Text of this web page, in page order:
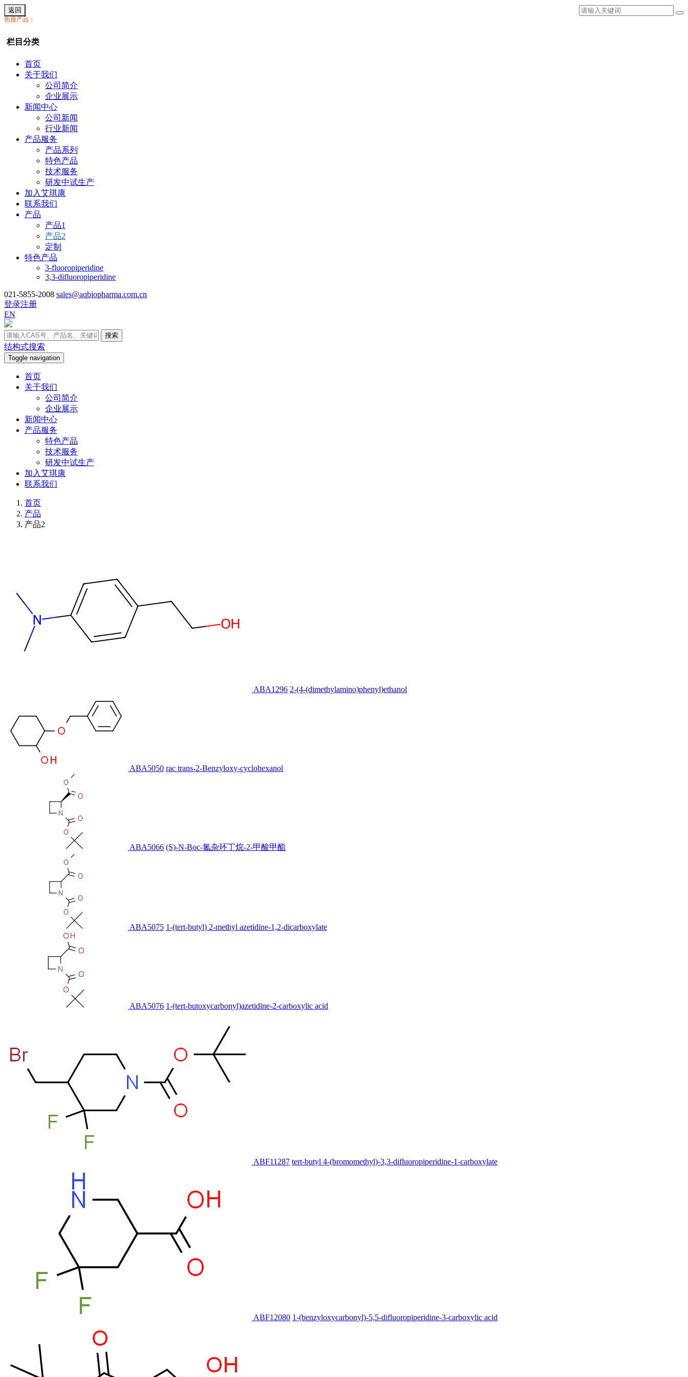
返回
热搜产品：
栏目分类
首页
关于我们
公司简介
企业展示
新闻中心
公司新闻
行业新闻
产品服务
产品系列
特色产品
技术服务
研发中试生产
加入艾琪康
联系我们
产品
产品1
产品2
定制
特色产品
3-fluoropiperidine
3,3-difluoropiperidine
021-5855-2008 sales@aqbiopharma.com.cn
登录注册
EN
搜索
结构式搜索
Toggle navigation
首页
关于我们
公司简介
企业展示
新闻中心
产品服务
特色产品
技术服务
研发中试生产
加入艾琪康
联系我们
首页
产品
产品2
ABA1296 2-(4-(dimethylamino)phenyl)ethanol
ABA5050 rac trans-2-Benzyloxy-cyclohexanol
ABA5066 (S)-N-Boc-氮杂环丁烷-2-甲酸甲酯
ABA5075 1-(tert-butyl) 2-methyl azetidine-1,2-dicarboxylate
ABA5076 1-(tert-butoxycarbonyl)azetidine-2-carboxylic acid
ABF11287 tert-butyl 4-(bromomethyl)-3,3-difluoropiperidine-1-carboxylate
ABF12080 1-(benzyloxycarbonyl)-5,5-difluoropiperidine-3-carboxylic acid